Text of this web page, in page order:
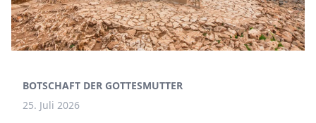
BOTSCHAFT DER GOTTESMUTTER
25. Juli 2026